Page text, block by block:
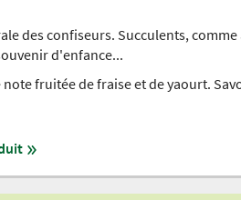
des confiseurs. Succulents,
d'enfance...
fruitée de fraise et de yaourt.